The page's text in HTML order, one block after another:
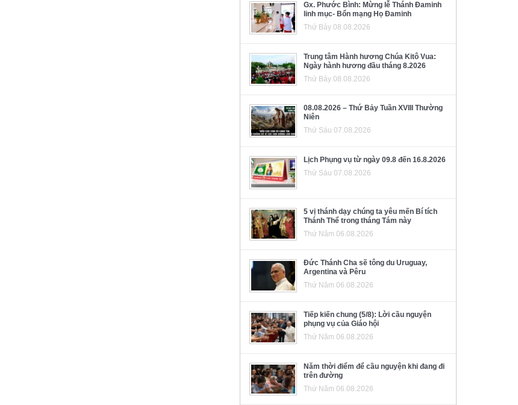
Gx. Phước Bình: Mừng lễ Thánh Đaminh
linh mục- Bổn mạng Họ Đaminh
Thứ Bảy 08.08.2026
Trung tâm Hành hương Chúa Kitô Vua:
Ngày hành hương đầu tháng 8.2026
Thứ Bảy 08.08.2026
08.08.2026 – Thứ Bảy Tuần XVIII Thường
Niên
Thứ Sáu 07.08.2026
Lịch Phụng vụ từ ngày 09.8 đến 16.8.2026
Thứ Sáu 07.08.2026
5 vị thánh dạy chúng ta yêu mến Bí tích
Thánh Thể trong tháng Tám này
Thứ Năm 06.08.2026
Đức Thánh Cha sẽ tông du Uruguay,
Argentina và Pêru
Thứ Năm 06.08.2026
Tiếp kiến chung (5/8): Lời cầu nguyện
phụng vụ của Giáo hội
Thứ Năm 06.08.2026
Năm thời điểm để cầu nguyện khi đang đi
trên đường
Thứ Năm 06.08.2026